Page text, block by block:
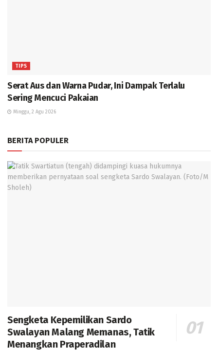
TIPS
Serat Aus dan Warna Pudar, Ini Dampak Terlalu
Sering Mencuci Pakaian
Minggu, 2 Agu 2026
BERITA POPULER
Sengketa Kepemilikan Sardo
Swalayan Malang Memanas, Tatik
Menangkan Praperadilan